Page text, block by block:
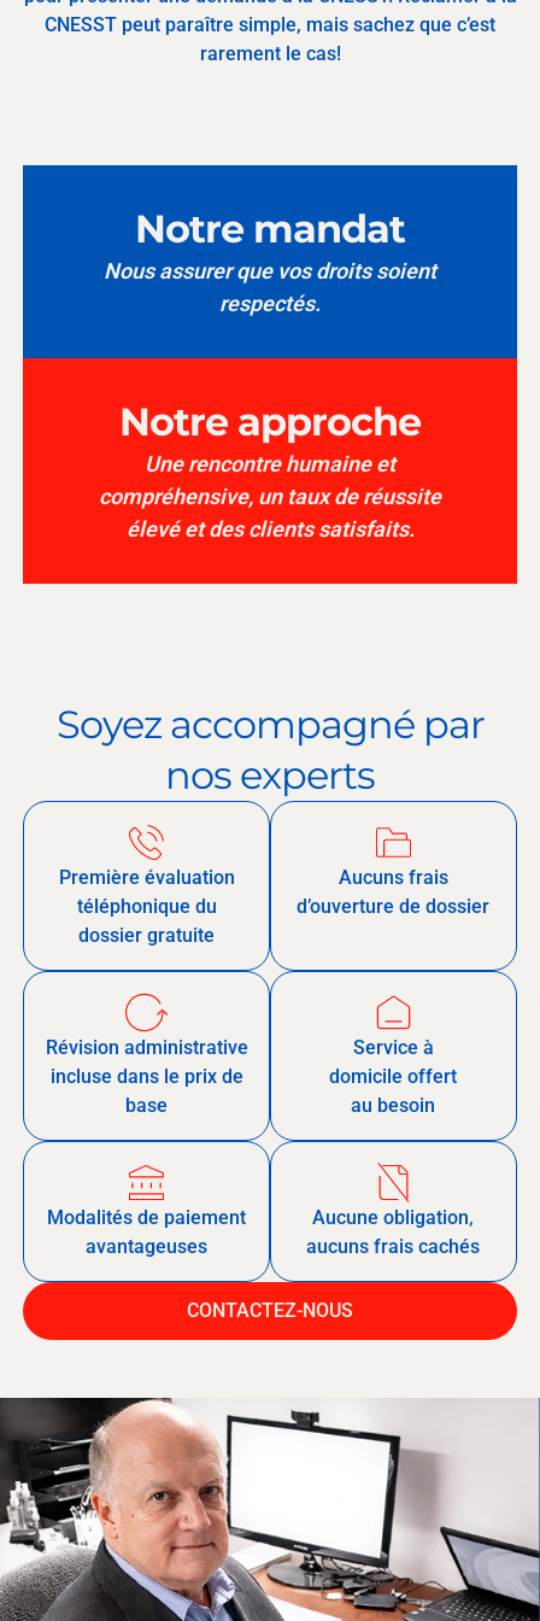
CNESST peut paraître simple, mais sachez que c’est
rarement le cas!
Notre mandat
Nous assurer que vos droits soient
respectés.
Notre approche
Une rencontre humaine et
compréhensive, un taux de réussite
élevé et des clients satisfaits.
Soyez accompagné par
nos experts
Première évaluation
téléphonique du
dossier gratuite
Aucuns frais
d’ouverture de dossier
Révision administrative
incluse dans le prix de
base
Service à
domicile offert
au besoin
Modalités de paiement
avantageuses
Aucune obligation,
aucuns frais cachés
CONTACTEZ-NOUS